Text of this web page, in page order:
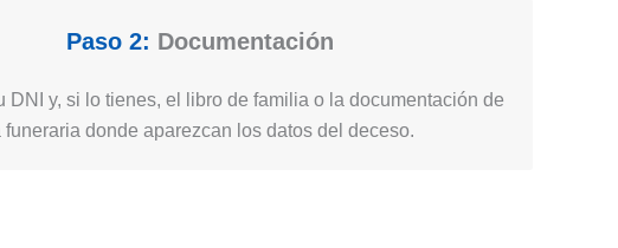
Paso 2: Documentación
DNI y, si lo tienes, el libro de familia o la documentación de
funeraria donde aparezcan los datos del deceso.